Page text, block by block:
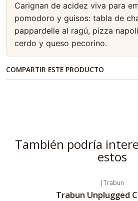
Carignan de acidez viva para
pomodoro y guisos: tabla de
pappardelle al ragú, pizza
cerdo y queso pecorino.
COMPARTIR ESTE PRODUCTO
También podría
estos
|Trabun
Trabun Unplugged